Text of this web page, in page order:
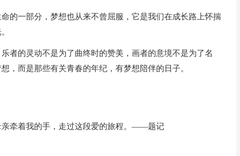
的一部分，梦想也从来不曾屈服，它是我们在成长路上怀揣
者的灵动不是为了曲终时的赞美，画者的意境不是为了名
，而是那些有关青春的年纪，有梦想陪伴的日子。
亲牵着我的手，走过这段爱的旅程。——题记